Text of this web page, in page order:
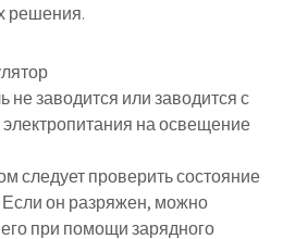
решения.
заводится или заводится с
на освещение
следует проверить состояние
Если он разряжен, можно
при помощи зарядного